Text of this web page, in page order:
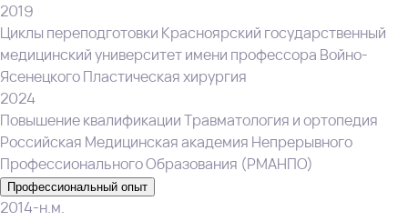
2019
Циклы переподготовки Красноярский государственный
медицинский университет имени профессора Войно-
Ясенецкого Пластическая хирургия
2024
Повышение квалификации Травматология и ортопедия
Российская Медицинская академия Непрерывного
Профессионального Образования (РМАНПО)
Профессиональный опыт
2014-н.м.